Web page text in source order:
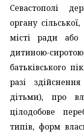
Севастополі
органу
місті ради або
дитиною-
батьківського
разі
дітьми), про
цілодобове
типів, форм